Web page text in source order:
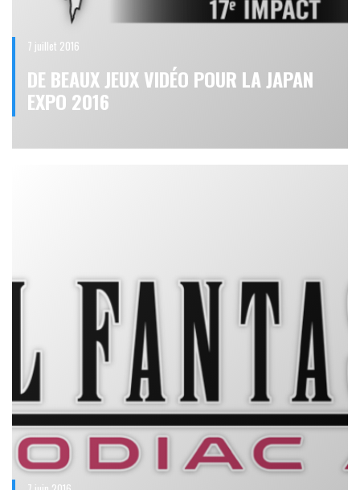
7 juillet 2016
DE BEAUX JEUX VIDÉO POUR LA JAPAN
EXPO 2016